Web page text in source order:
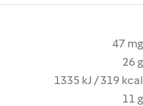
47 mg
26 g
1335 kJ / 319 kcal
11 g